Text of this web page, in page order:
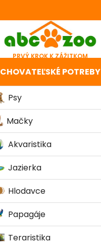
PRVÝ KROK K ZÁŽITKOM
CHOVATEĽSKÉ POTREBY
Psy
Mačky
Akvaristika
Jazierka
Hlodavce
Papagáje
Teraristika